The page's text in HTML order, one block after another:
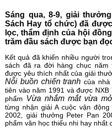
OneBook
Câu chuyện dân trí
Hành trình Onebook
Tin tức & Sự kiện
Tài trợ
Web Viện IRED
Sáng qua, 8-9, giải
Sách Hay tổ chức) đã
lọc, thẩm định của hội
trăm đầu sách được bạn
Kết quả đã khiến nhiều người
sách đã ra đời hàng chục
được yêu thích nhất của giải
Nỗi buồn chiến tranh của nhà
tiên vào năm 1991 và được
phẩm Vừa nhắm mắt vừa
từng nhận giải A cuộc vận
2002, giải thưởng Peter Pan
phẩm văn học thiếu nhi hay nhất